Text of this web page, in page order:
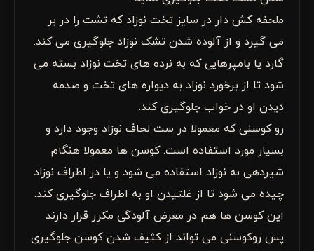
ملحفه کش دار در سایز تخت نوزاد که تشت را در بر
می گیرد و از آلوده شدن تشک نوزاد جلوگیری می کند.
گارد یا بامپرهایی که به نرده های تخت نوزاد بسته می
شود تا از برخورد نوزاد به دیواره های تخت و صدمه
دیدن او در خواب جلوگیری کند.
رو کوسنی که معمولا در ست لحاف نوزاد وجود دارد و
بسیار مورد استفاده است. کوسن ها معمولا هنگام
شیردهی به نوزاد استفاده می شود و یا در اطراف نوزاد
چیده می شود تا از غلتیدن او به اطراف جلوگیری کند.
این کوسن ها هم در معرض آلودگی مکرر قرار دارند
پس روکوسنی می تواند از کثیف شدن کوسن جلوگیری